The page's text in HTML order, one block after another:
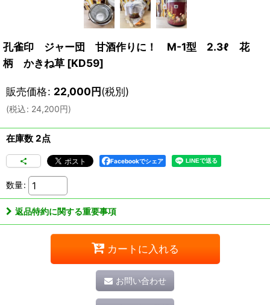
孔雀印 ジャー団 甘酒作りに！ M-1型 2.3ℓ 花
柄 かきね草 [KD59]
販売価格: 22,000円(税別)
(税込: 24,200円)
在庫数 2点
Facebookでシェア
数量:
返品特約に関する重要事項
カートに入れる
お問い合わせ